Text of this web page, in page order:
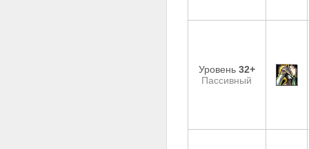
Уровень 32+
Пассивный